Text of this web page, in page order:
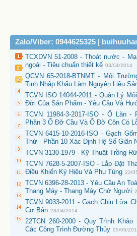
Zalo/Viber: 0944625325 |
TCXDVN 51-2008 - Thoát nước -
ngoài - Tiêu chuẩn thiết kế 03/04/2014
QCVN 65-2018-BTNMT - Môi
Tinh Nhập Khẩu Làm Nguyên Liệu
TCVN ISO 14044-2011 - Quản Lý
Đời Của Sản Phẩm - Yêu Cầu Và
TCVN 11984-3-2017-ISO - Ổ Lăn
Phần 3 Ổ Đỡ Cầu Và Ổ Đỡ Côn Có
TCVN 6415-10-2016-ISO - Gạch
Thử - Phần 10 Xác Định Hệ Số Giãn
TCVN 3130-1979 - Kỹ Thuật Trồng
TCVN 7628-5-2007-ISO - Lắp Đặt
Điều Khiển Ký Hiệu Và Phụ Tùng 23/
TCVN 6396-28-2013 - Yêu Cầu An
Thang Máy - Thang Máy Chở Người
TCVN 9033-2011 - Gạch Chịu Lửa
Cơ Bản 28/04/2014
22TCN 260-2000 - Quy Trình
Các Công Trình Đường Thủy 05/09/